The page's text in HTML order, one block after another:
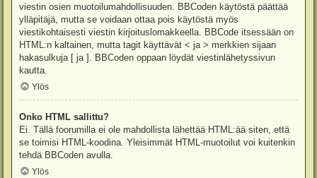
viestin osien muotoilumahdollisuuden. BBCoden käytöstä päättää
ylläpitäjä, mutta se voidaan ottaa pois käytöstä myös
viestikohtaisesti viestin kirjoituslomakkeella. BBCode itsessään on
HTML:n kaltainen, mutta tagit käyttävät < ja > merkkien sijaan
hakasulkuja [ ja ]. BBCoden oppaan löydät viestinlähetyssivun
kautta.
Ylös
Onko HTML sallittu?
Ei. Tällä foorumilla ei ole mahdollista lähettää HTML:ää siten, että
se toimisi HTML-koodina. Yleisimmät HTML-muotoilut voi kuitenkin
tehdä BBCoden avulla.
Ylös